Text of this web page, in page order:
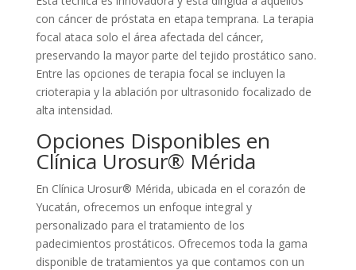
con cáncer de próstata en etapa temprana. La terapia
focal ataca solo el área afectada del cáncer,
preservando la mayor parte del tejido prostático sano.
Entre las opciones de terapia focal se incluyen la
crioterapia y la ablación por ultrasonido focalizado de
alta intensidad.
Opciones Disponibles en
Clínica Urosur® Mérida
En Clínica Urosur® Mérida, ubicada en el corazón de
Yucatán, ofrecemos un enfoque integral y
personalizado para el tratamiento de los
padecimientos prostáticos. Ofrecemos toda la gama
disponible de tratamientos ya que contamos con un